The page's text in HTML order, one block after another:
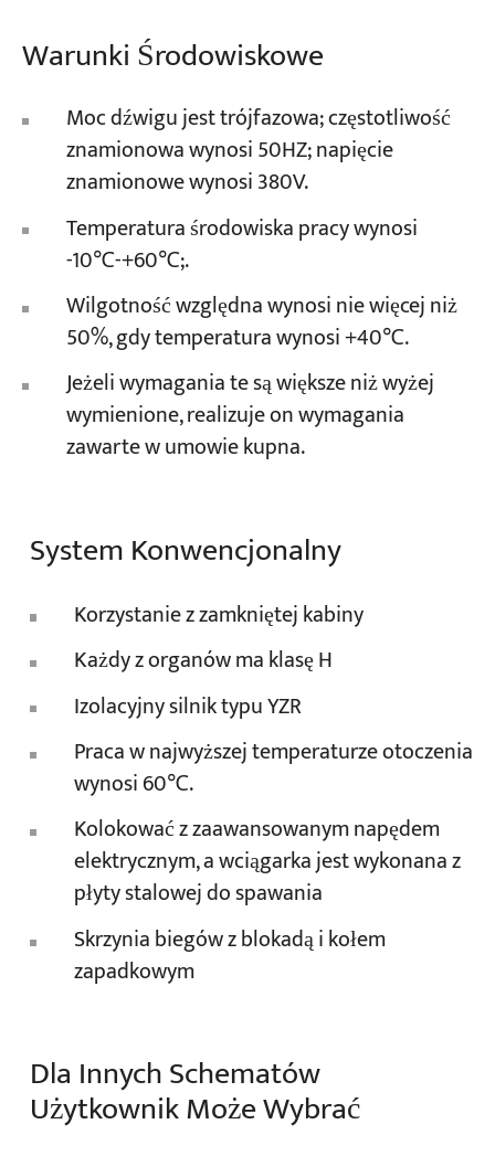
Warunki Środowiskowe
Moc dźwigu jest trójfazowa; częstotliwość
znamionowa wynosi 50HZ; napięcie
znamionowe wynosi 380V.
Temperatura środowiska pracy wynosi
-10℃-+60℃;.
Wilgotność względna wynosi nie więcej niż
50%, gdy temperatura wynosi +40℃.
Jeżeli wymagania te są większe niż wyżej
wymienione, realizuje on wymagania
zawarte w umowie kupna.
System Konwencjonalny
Korzystanie z zamkniętej kabiny
Każdy z organów ma klasę H
Izolacyjny silnik typu YZR
Praca w najwyższej temperaturze otoczenia
wynosi 60℃.
Kolokować z zaawansowanym napędem
elektrycznym, a wciągarka jest wykonana z
płyty stalowej do spawania
Skrzynia biegów z blokadą i kołem
zapadkowym
Dla Innych Schematów
Użytkownik Może Wybrać